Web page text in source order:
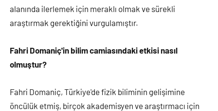
alanında ilerlemek için meraklı olmak ve sürekli
araştırmak gerektiğini vurgulamıştır.
Fahri Domaniç'in bilim camiasındaki etkisi nasıl
olmuştur?
Fahri Domaniç, Türkiye'de fizik biliminin gelişimine
öncülük etmiş, birçok akademisyen ve araştırmacı için